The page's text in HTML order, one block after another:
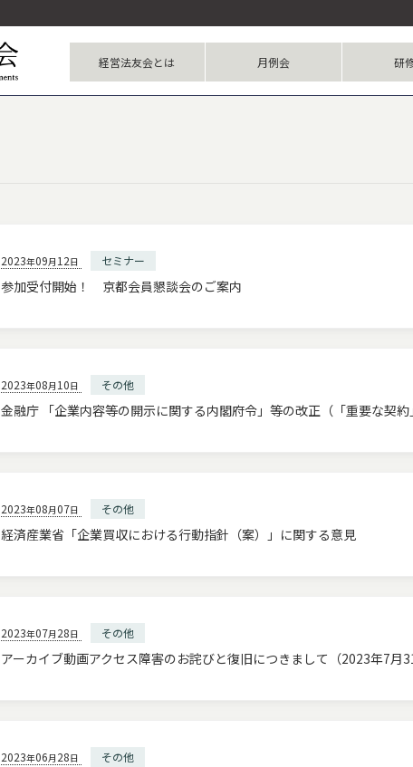
経営法友会とは
事業紹介
沿革
歴代代表幹事
役員名簿
経営法友会規約
アクセス
月例会 研
2023年09月 12日 セミナー
参加受付開始！ 京都会員懇談会のご案内
2023年08月 10日 その他
金融庁 「企業内容等の開示に関する内閣府令」等の改正（「重要な契
2023年08月07日 その他
経済産業省「企業買収における行動指針（案）」に関する意見
2023年07月 28日 その他
アーカイブ動画アクセス障害のお詫びと復旧につきまして（2023年7月
2023年06月 28日 その他